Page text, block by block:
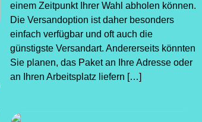
einem Zeitpunkt Ihrer Wahl abholen können.
Die Versandoption ist daher besonders
einfach verfügbar und oft auch die
günstigste Versandart. Andererseits könnten
Sie planen, das Paket an Ihre Adresse oder
an Ihren Arbeitsplatz liefern […]